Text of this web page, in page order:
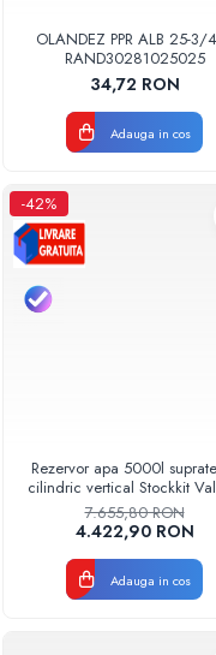
OLANDEZ PPR ALB 25-3/
RAND30281025025
34,72 RON
Adauga in cos
-42%
Rezervor apa 5000l
cilindric vertical Stockkit
49020150000
7.655,80 RON
4.422,90 RON
Adauga in cos